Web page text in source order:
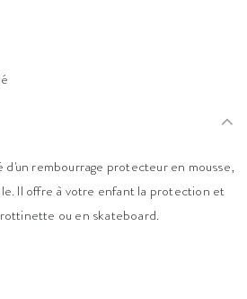
rembourrage protecteur en mousse,
Il offre à votre enfant la protection et
ou en skateboard.